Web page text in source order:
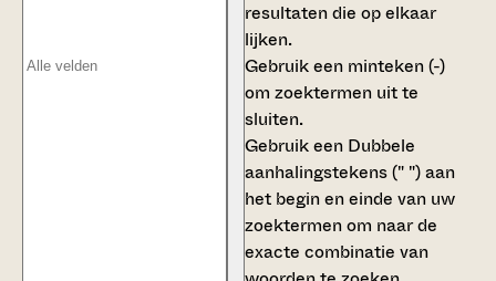
resultaten die op elkaar
lijken.
Gebruik een minteken (-)
om zoektermen uit te
sluiten.
Gebruik een Dubbele
aanhalingstekens (" ")aan
het begin en einde van uw
zoektermen om naar de
exacte combinatie van